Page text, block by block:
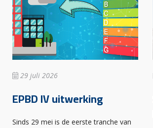
29 juli 2026
EPBD IV uitwerking
Sinds 29 mei is de eerste tranche van